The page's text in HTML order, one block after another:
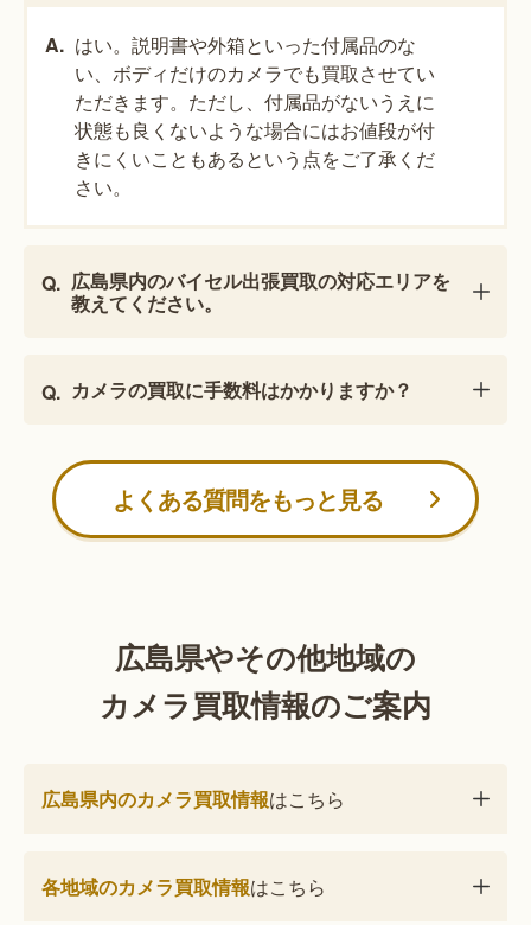
はい。説明書や外箱といった付属品のな
い、ボディだけのカメラでも買取させてい
ただきます。ただし、付属品がないうえに
状態も良くないような場合にはお値段が付
きにくいこともあるという点をご了承くだ
さい。
広島県内のバイセル出張買取の対応エリアを
教えてください。
カメラの買取に手数料はかかりますか？
よくある質問をもっと見る
広島県やその他地域の
カメラ買取情報のご案内
広島県内のカメラ買取情報はこちら
各地域のカメラ買取情報はこちら